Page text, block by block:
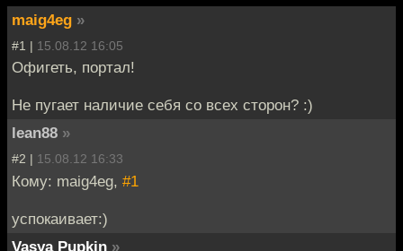
maig4eg »
#1 | 15.08.12 16:05
Офигеть, портал!
Не пугает наличие себя со всех сторон? :)
lean88 »
#2 | 15.08.12 16:33
Кому: maig4eg, #1
успокаивает:)
Vasya Pupkin »